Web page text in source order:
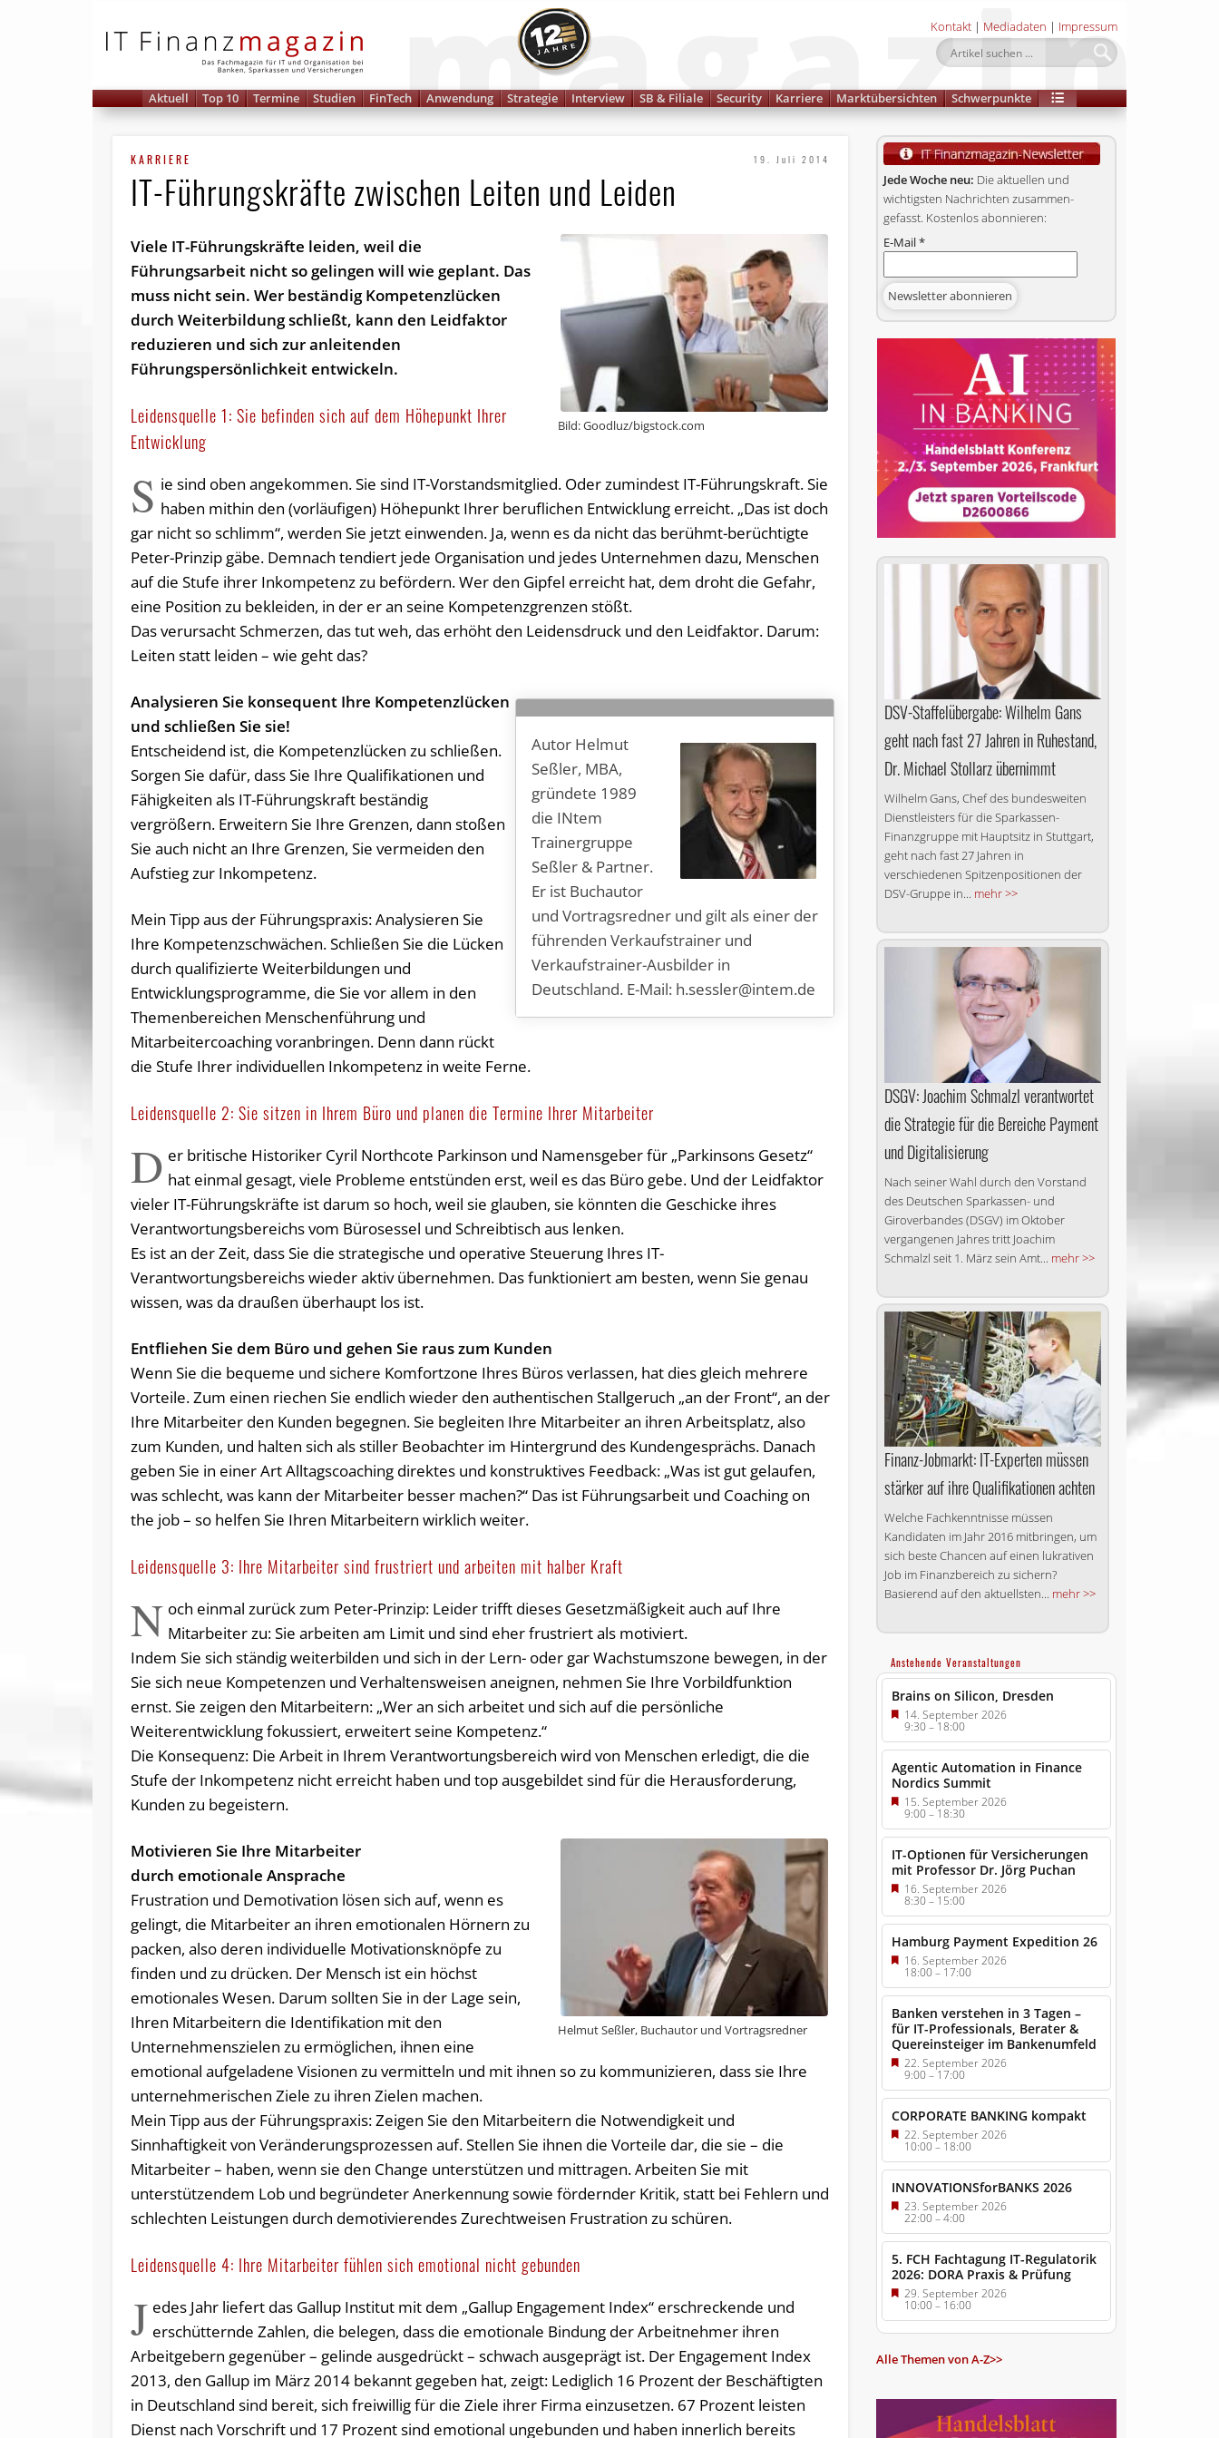
Kontakt | Mediadaten | Impressum
Aktuell Top 10 Termine Studien FinTech Anwendung Strategie Interview SB & Filiale Security Karriere Marktübersichten Schwerpunkte
KARRIERE 19. Juli 2014
IT-Führungskräfte zwischen Leiten und Leiden
Bild: Goodluz/bigstock.com
Viele IT-Führungskräfte leiden, weil die
Führungsarbeit nicht so gelingen will wie geplant. Das
muss nicht sein. Wer beständig Kompetenzlücken
durch Weiterbildung schließt, kann den Leidfaktor
reduzieren und sich zur anleitenden
Führungspersönlichkeit entwickeln.
Leidensquelle 1: Sie befinden sich auf dem Höhepunkt Ihrer
Entwicklung
S ie sind oben angekommen. Sie sind IT-Vorstandsmitglied. Oder zumindest IT-Führungskraft. Sie
haben mithin den (vorläufigen) Höhepunkt Ihrer beruflichen Entwicklung erreicht. „Das ist doch
gar nicht so schlimm“, werden Sie jetzt einwenden. Ja, wenn es da nicht das berühmt-berüchtigte
Peter-Prinzip gäbe. Demnach tendiert jede Organisation und jedes Unternehmen dazu, Menschen
auf die Stufe ihrer Inkompetenz zu befördern. Wer den Gipfel erreicht hat, dem droht die Gefahr,
eine Position zu bekleiden, in der er an seine Kompetenzgrenzen stößt.
Das verursacht Schmerzen, das tut weh, das erhöht den Leidensdruck und den Leidfaktor. Darum:
Leiten statt leiden – wie geht das?
Autor Helmut
Seßler, MBA,
gründete 1989
die INtem
Trainergruppe
Seßler & Partner.
Er ist Buchautor
und Vortragsredner und gilt als einer der
führenden Verkaufstrainer und
Verkaufstrainer-Ausbilder in
Deutschland. E-Mail: h.sessler@intem.de
Analysieren Sie konsequent Ihre Kompetenzlücken
und schließen Sie sie!
Entscheidend ist, die Kompetenzlücken zu schließen.
Sorgen Sie dafür, dass Sie Ihre Qualifikationen und
Fähigkeiten als IT-Führungskraft beständig
vergrößern. Erweitern Sie Ihre Grenzen, dann stoßen
Sie auch nicht an Ihre Grenzen, Sie vermeiden den
Aufstieg zur Inkompetenz.
Mein Tipp aus der Führungspraxis: Analysieren Sie
Ihre Kompetenzschwächen. Schließen Sie die Lücken
durch qualifizierte Weiterbildungen und
Entwicklungsprogramme, die Sie vor allem in den
Themenbereichen Menschenführung und
Mitarbeitercoaching voranbringen. Denn dann rückt
die Stufe Ihrer individuellen Inkompetenz in weite Ferne.
Leidensquelle 2: Sie sitzen in Ihrem Büro und planen die Termine Ihrer Mitarbeiter
D er britische Historiker Cyril Northcote Parkinson und Namensgeber für „Parkinsons Gesetz“
hat einmal gesagt, viele Probleme entstünden erst, weil es das Büro gebe. Und der Leidfaktor
vieler IT-Führungskräfte ist darum so hoch, weil sie glauben, sie könnten die Geschicke ihres
Verantwortungsbereichs vom Bürosessel und Schreibtisch aus lenken.
Es ist an der Zeit, dass Sie die strategische und operative Steuerung Ihres IT-
Verantwortungsbereichs wieder aktiv übernehmen. Das funktioniert am besten, wenn Sie genau
wissen, was da draußen überhaupt los ist.
Entfliehen Sie dem Büro und gehen Sie raus zum Kunden
Wenn Sie die bequeme und sichere Komfortzone Ihres Büros verlassen, hat dies gleich mehrere
Vorteile. Zum einen riechen Sie endlich wieder den authentischen Stallgeruch „an der Front“, an der
Ihre Mitarbeiter den Kunden begegnen. Sie begleiten Ihre Mitarbeiter an ihren Arbeitsplatz, also
zum Kunden, und halten sich als stiller Beobachter im Hintergrund des Kundengesprächs. Danach
geben Sie in einer Art Alltagscoaching direktes und konstruktives Feedback: „Was ist gut gelaufen,
was schlecht, was kann der Mitarbeiter besser machen?“ Das ist Führungsarbeit und Coaching on
the job – so helfen Sie Ihren Mitarbeitern wirklich weiter.
Leidensquelle 3: Ihre Mitarbeiter sind frustriert und arbeiten mit halber Kraft
N och einmal zurück zum Peter-Prinzip: Leider trifft dieses Gesetzmäßigkeit auch auf Ihre
Mitarbeiter zu: Sie arbeiten am Limit und sind eher frustriert als motiviert.
Indem Sie sich ständig weiterbilden und sich in der Lern- oder gar Wachstumszone bewegen, in der
Sie sich neue Kompetenzen und Verhaltensweisen aneignen, nehmen Sie Ihre Vorbildfunktion
ernst. Sie zeigen den Mitarbeitern: „Wer an sich arbeitet und sich auf die persönliche
Weiterentwicklung fokussiert, erweitert seine Kompetenz.“
Die Konsequenz: Die Arbeit in Ihrem Verantwortungsbereich wird von Menschen erledigt, die die
Stufe der Inkompetenz nicht erreicht haben und top ausgebildet sind für die Herausforderung,
Kunden zu begeistern.
Helmut Seßler, Buchautor und Vortragsredner
Motivieren Sie Ihre Mitarbeiter
durch emotionale Ansprache
Frustration und Demotivation lösen sich auf, wenn es
gelingt, die Mitarbeiter an ihren emotionalen Hörnern zu
packen, also deren individuelle Motivationsknöpfe zu
finden und zu drücken. Der Mensch ist ein höchst
emotionales Wesen. Darum sollten Sie in der Lage sein,
Ihren Mitarbeitern die Identifikation mit den
Unternehmenszielen zu ermöglichen, ihnen eine
emotional aufgeladene Visionen zu vermitteln und mit ihnen so zu kommunizieren, dass sie Ihre
unternehmerischen Ziele zu ihren Zielen machen.
Mein Tipp aus der Führungspraxis: Zeigen Sie den Mitarbeitern die Notwendigkeit und
Sinnhaftigkeit von Veränderungsprozessen auf. Stellen Sie ihnen die Vorteile dar, die sie – die
Mitarbeiter – haben, wenn sie den Change unterstützen und mittragen. Arbeiten Sie mit
unterstützendem Lob und begründeter Anerkennung sowie fördernder Kritik, statt bei Fehlern und
schlechten Leistungen durch demotivierendes Zurechtweisen Frustration zu schüren.
Leidensquelle 4: Ihre Mitarbeiter fühlen sich emotional nicht gebunden
J edes Jahr liefert das Gallup Institut mit dem „Gallup Engagement Index“ erschreckende und
erschütternde Zahlen, die belegen, dass die emotionale Bindung der Arbeitnehmer ihren
Arbeitgebern gegenüber – gelinde ausgedrückt – schwach ausgeprägt ist. Der Engagement Index
2013, den Gallup im März 2014 bekannt gegeben hat, zeigt: Lediglich 16 Prozent der Beschäftigten
in Deutschland sind bereit, sich freiwillig für die Ziele ihrer Firma einzusetzen. 67 Prozent leisten
Dienst nach Vorschrift und 17 Prozent sind emotional ungebunden und haben innerlich bereits
Jede Woche neu: Die aktuellen und
wichtigsten Nachrichten zusammen­
gefasst. Kostenlos abonnieren:
E-Mail*
DSV-Staffelübergabe: Wilhelm Gans
geht nach fast 27 Jahren in Ruhestand,
Dr. Michael Stollarz übernimmt
Wilhelm Gans, Chef des bundes­weiten
Dienst­leisters für die Sparkassen-
Finanzgruppe mit Hauptsitz in Stuttgart,
geht nach fast 27 Jahren in
verschiedenen Spitzenpositionen der
DSV-Gruppe in... mehr >>
DSGV: Joachim Schmalzl verantwortet
die Strategie für die Bereiche Payment
und Digitalisierung
Nach seiner Wahl durch den Vorstand
des Deutschen Sparkassen- und
Giroverbandes (DSGV) im Oktober
vergangenen Jahres tritt Joachim
Schmalzl seit 1. März sein Amt... mehr >>
Finanz-Jobmarkt: IT-Experten müssen
stärker auf ihre Qualifikationen achten
Welche Fachkenntnisse müssen
Kandidaten im Jahr 2016 mitbringen, um
sich beste Chancen auf einen lukrativen
Job im Finanzbereich zu sichern?
Basierend auf den aktuellsten... mehr >>
Anstehende Veranstaltungen
Brains on Silicon, Dresden
14. September 2026
9:30–18:00
Agentic Automation in Finance
Nordics Summit
15. September 2026
9:00–18:30
IT-Optionen für Versicherungen
mit Professor Dr. Jörg Puchan
16. September 2026
8:30–15:00
Hamburg Payment Expedition 26
16. September 2026
18:00– 17:00
Banken verstehen in 3 Tagen –
für IT-Professionals, Berater &
Quereinsteiger im Bankenumfeld
22. September 2026
9:00–17:00
CORPORATE BANKING kompakt
22. September 2026
10:00– 18:00
INNOVATIONSforBANKS 2026
23. September 2026
22:00–4:00
5. FCH Fachtagung IT-Regulatorik
2026: DORA Praxis & Prüfung
29. September 2026
10:00– 16:00
Alle Themen von A-Z>>